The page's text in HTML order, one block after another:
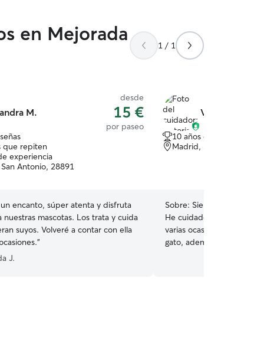
en Mejorada
1 / 1
M.
desde
15 €
por paseo
que repiten
experiencia
Antonio, 28891
encanto, súper atenta y disfruta
nuestras mascotas. Los trata y cuida
suyos. Volveré a contar con ella
”
J.
Victoria B.
10 años de experiencia
Madrid, 28052
Sobre: Siempre me han
He cuidado perros de
varias ocasiones y
gato, además de haber